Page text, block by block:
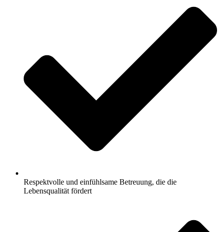
Respektvolle und einfühlsame Betreuung, die die
Lebensqualität fördert